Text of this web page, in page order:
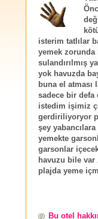
isterim tatlılar
yemek zorunda
sulandırılmış
yok havuzda
buna el atması
sadece bir
istedim işimiz
gerdiriliyoryor
şey
yemekte
garsonlar
havuzu bile var
plajda yeme
Bu otel